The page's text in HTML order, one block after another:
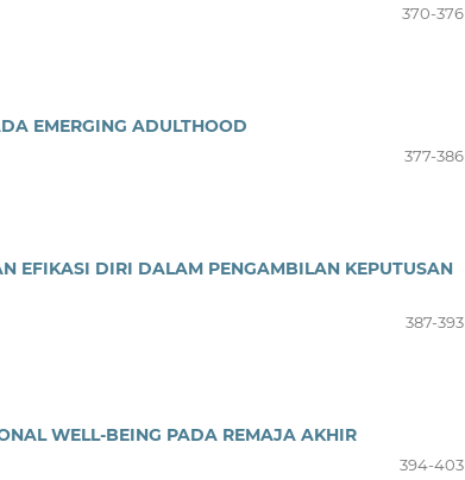
370-376
EMERGING ADULTHOOD
377-386
EFIKASI DIRI DALAM PENGAMBILAN KEPUTUSAN
387-393
WELL-BEING PADA REMAJA AKHIR
394-403